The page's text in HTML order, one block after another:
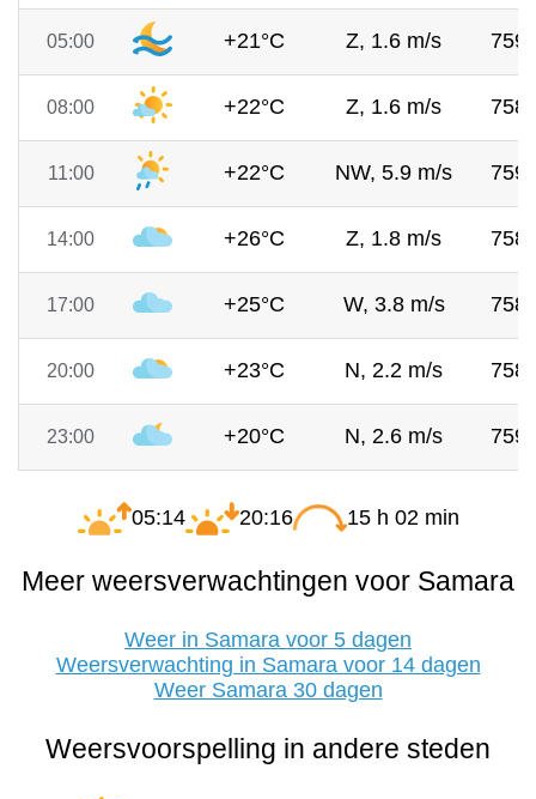
05:00 +21°C Z, 1.6 m/s 759
08:00 +22°C Z, 1.6 m/s 758
11:00 +22°C NW, 5.9 m/s 759
14:00 +26°C Z, 1.8 m/s 758
17:00 +25°C W, 3.8 m/s 758
20:00 +23°C N, 2.2 m/s 758
23:00 +20°C N, 2.6 m/s 759
05:14 20:16 15 h 02 min
Meer weersverwachtingen voor Samara
Weer in Samara voor 5 dagen
Weersverwachting in Samara voor 14 dagen
Weer Samara 30 dagen
Weersvoorspelling in andere steden